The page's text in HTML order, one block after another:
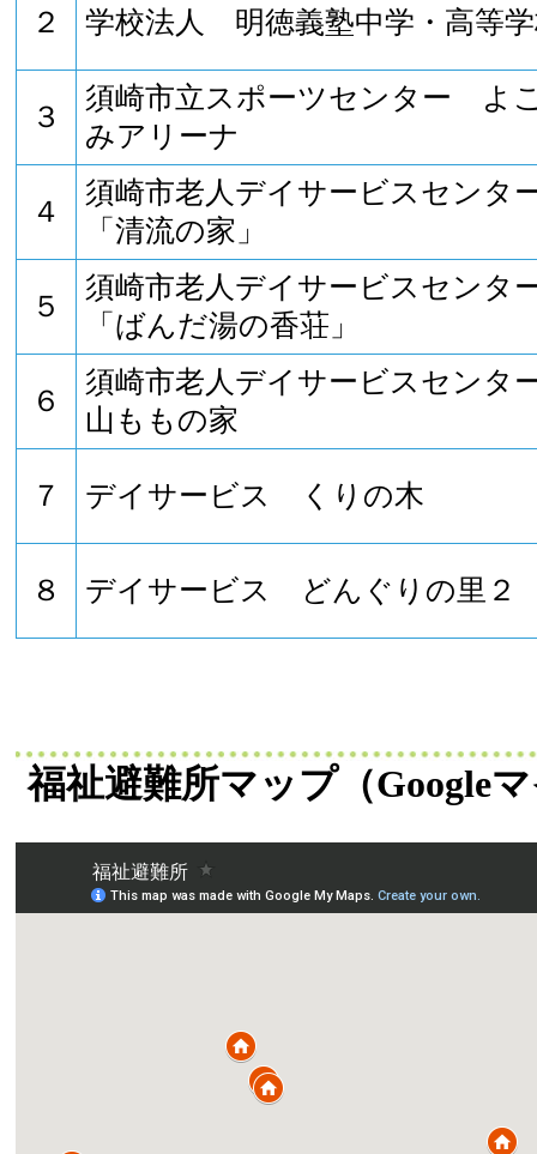
２ 学校法人 明徳義塾中学・高等
３
須崎市立スポーツセンター よ
みアリーナ
４
須崎市老人デイサービスセンタ
「清流の家」
５
須崎市老人デイサービスセンタ
「ばんだ湯の香荘」
６
須崎市老人デイサービスセン
山ももの家
７ デイサービス くりの木
８ デイサービス どんぐりの里２
福祉避難所マップ（Google